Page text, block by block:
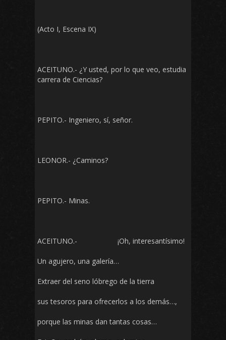
(Acto I, Escena IX)
ACEITUNO.- ¿Y usted, por lo que veo, estudia
carrera de Ciencias?
PEPITO.- Ingeniero, sí, señor.
LEONOR.- ¿Caminos?
PEPITO.- Minas.
ACEITUNO.- ¡Oh, interesantísimo!
Un agujero, una galería…
Extraer del seno lóbrego de la tierra
sus tesoros para ofrecerlos a los demás…,
porque las minas dan tantas cosas…